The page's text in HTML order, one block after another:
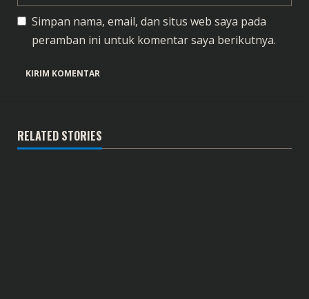
Simpan nama, email, dan situs web saya pada
peramban ini untuk komentar saya berikutnya.
RELATED STORIES